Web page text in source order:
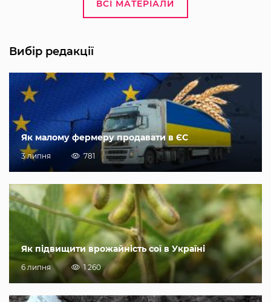
ВСІ МАТЕРІАЛИ
Вибір редакції
Як малому фермеру продавати в ЄС
3 липня 781
Як підвищити врожайність сої в Україні
6 липня 1 260